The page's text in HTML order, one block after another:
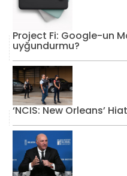
Project Fi: Google-un
uyğundurmu?
‘NCIS: New Orleans’